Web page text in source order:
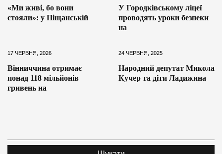
«Ми живі, бо вони
стояли»: у Піщанській
У Городківському ліцеї
проводять уроки безпеки
на
17 ЧЕРВНЯ, 2026
Вінниччина отримає
понад 118 мільйонів
гривень на
24 ЧЕРВНЯ, 2025
Народний депутат Микола
Кучер та діти Ладижина